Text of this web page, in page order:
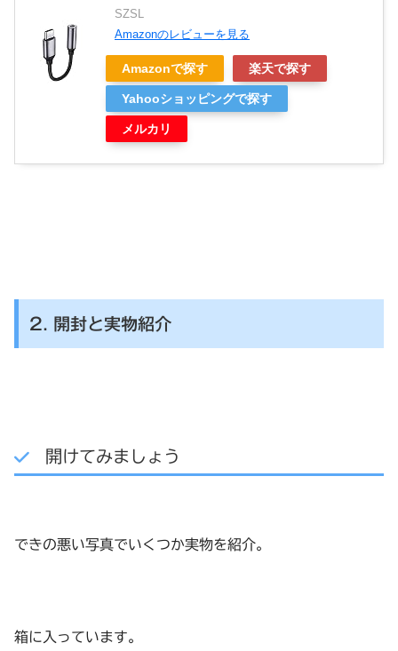
SZSL
Amazonのレビューを見る
Amazonで探す 楽天で探す
Yahooショッピングで探す
メルカリ
2. 開封と実物紹介
開けてみましょう
できの悪い写真でいくつか実物を紹介。
箱に入っています。